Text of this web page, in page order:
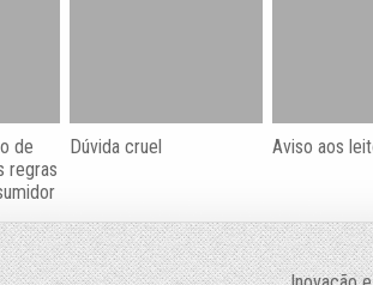
de
regras
Dúvida cruel Aviso aos